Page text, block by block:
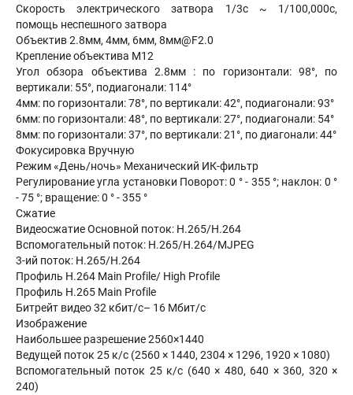
Скорость электрического затвора 1/3с ~ 1/100,000с,
помощь неспешного затвора
Объектив 2.8мм, 4мм, 6мм, 8мм@F2.0
Крепление объектива M12
Угол обзора объектива 2.8мм : по горизонтали: 98°, по
вертикали: 55°, подиагонали: 114°
4мм: по горизонтали: 78°, по вертикали: 42°, подиагонали: 93°
6мм: по горизонтали: 48°, по вертикали: 27°, подиагонали: 54°
8мм: по горизонтали: 37°, по вертикали: 21°, по диагонали: 44°
Фокусировка Вручную
Режим «День/ночь» Механический ИК-фильтр
Регулирование угла установки Поворот: 0 ° - 355 °; наклон: 0 °
- 75 °; вращение: 0 ° - 355 °
Сжатие
Видеосжатие Основной поток: H.265/H.264
Вспомогательный поток: H.265/H.264/MJPEG
3-ий поток: H.265/H.264
Профиль H.264 Main Profile/ High Profile
Профиль H.265 Main Profile
Битрейт видео 32 кбит/с– 16 Мбит/с
Изображение
Наибольшее разрешение 2560×1440
Ведущей поток 25 к/с (2560 × 1440, 2304 × 1296, 1920 × 1080)
Вспомогательный поток 25 к/с (640 × 480, 640 × 360, 320 ×
240)